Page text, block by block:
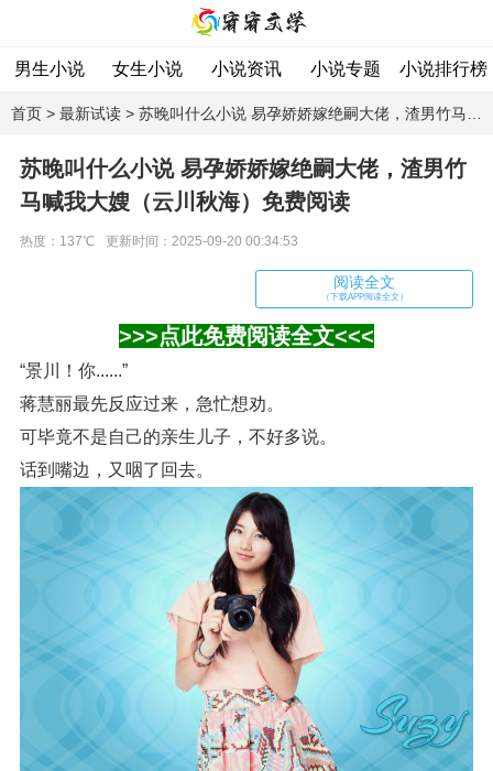
男生小说 女生小说 小说资讯 小说专题 小说排行榜
首页 > 最新试读 > 苏晚叫什么小说 易孕娇娇嫁绝嗣大佬，渣男竹马喊我大嫂（云川秋海）免费阅读
苏晚叫什么小说 易孕娇娇嫁绝嗣大佬，渣男竹
马喊我大嫂（云川秋海）免费阅读
热度：137℃ 更新时间：2025-09-20 00:34:53
阅读全文
（下载APP阅读全文）
>>>点此免费阅读全文<<<
“景川！你......”
蒋慧丽最先反应过来，急忙想劝。
可毕竟不是自己的亲生儿子，不好多说。
话到嘴边，又咽了回去。